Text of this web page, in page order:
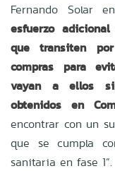
Fernando Solar
esfuerzo
que transiten
compras para
vayan a ellos
obtenidos en
encontrar con un
que se cumpla
sanitaria en fase 1”.